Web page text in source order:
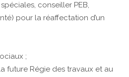
conseiller PEB,
pour la réaffectation d’un
;
future Régie des travaux et au